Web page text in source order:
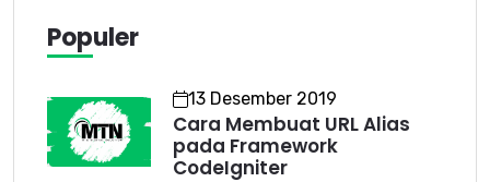
Populer
13 Desember 2019
Cara Membuat URL Alias
pada Framework
CodeIgniter